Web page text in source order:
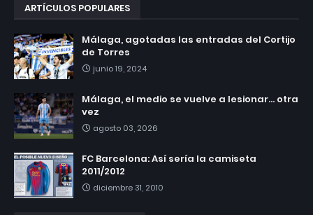
ARTÍCULOS POPULARES
Málaga, agotadas las entradas del Cortijo
de Torres
junio 19, 2024
Málaga, el medio se vuelve a lesionar... otra
vez
agosto 03, 2026
FC Barcelona: Así sería la camiseta
2011/2012
diciembre 31, 2010